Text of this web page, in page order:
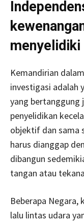
menyelidiki
Kemandirian
investigasi adalah
yang bertanggung
penyelidikan
objektif dan sama
harus dianggap
dibangun
tangan atau
Beberapa Negara,
lalu lintas udara